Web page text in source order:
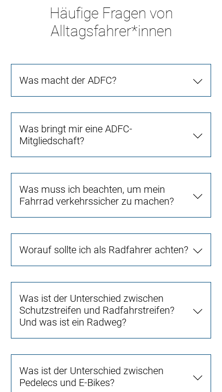
Häufige Fragen von
Alltagsfahrer*innen
Was macht der ADFC?
Was bringt mir eine ADFC-
Mitgliedschaft?
Was muss ich beachten, um mein
Fahrrad verkehrssicher zu machen?
Worauf sollte ich als Radfahrer achten?
Was ist der Unterschied zwischen
Schutzstreifen und Radfahrstreifen?
Und was ist ein Radweg?
Was ist der Unterschied zwischen
Pedelecs und E-Bikes?